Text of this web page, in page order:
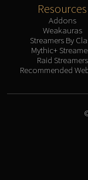
Resources
Addons
Weakauras
Streamers By
Mythic+
Raid Streamers
Recommended